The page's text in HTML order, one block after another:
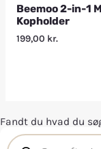
Beemoo 2-in-1
Kopholder
199,00 kr.
Fandt du hvad du